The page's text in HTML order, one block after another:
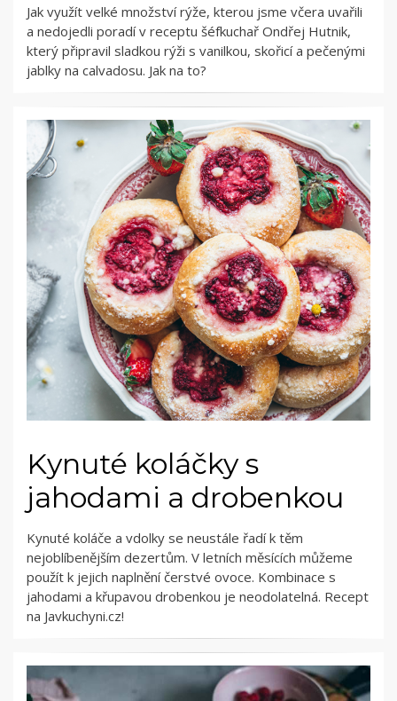
Jak využít velké množství rýže, kterou jsme včera uvařili
a nedojedli poradí v receptu šéfkuchař Ondřej Hutnik,
který připravil sladkou rýži s vanilkou, skořicí a pečenými
jablky na calvadosu. Jak na to?
Kynuté koláčky s
jahodami a drobenkou
Kynuté koláče a vdolky se neustále řadí k těm
nejoblíbenějším dezertům. V letních měsících můžeme
použít k jejich naplnění čerstvé ovoce. Kombinace s
jahodami a křupavou drobenkou je neodolatelná. Recept
na Javkuchyni.cz!